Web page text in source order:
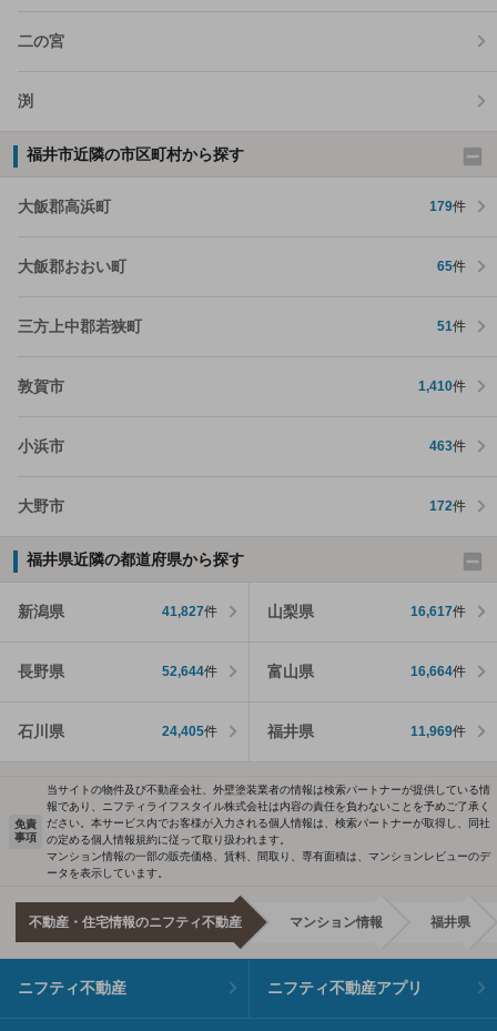
二の宮
渕
福井市近隣の市区町村から探す
大飯郡高浜町 179件
大飯郡おおい町 65件
三方上中郡若狭町 51件
敦賀市 1,410件
小浜市 463件
大野市 172件
福井県近隣の都道府県から探す
新潟県 41,827件 山梨県 16,617件
長野県 52,644件 富山県 16,664件
石川県 24,405件 福井県 11,969件
免責
事項
当サイトの物件及び不動産会社、外壁塗装業者の情報は検索パートナーが提供している情
報であり、ニフティライフスタイル株式会社は内容の責任を負わないことを予めご了承く
ださい。本サービス内でお客様が入力される個人情報は、検索パートナーが取得し、同社
の定める個人情報規約に従って取り扱われます。
マンション情報の一部の販売価格、賃料、間取り、専有面積は、マンションレビューのデ
ータを表示しています。
不動産・住宅情報のニフティ不動産 マンション情報 福井県
ニフティ不動産 ニフティ不動産アプリ